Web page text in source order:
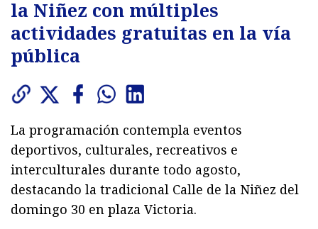
la Niñez con múltiples
actividades gratuitas en la vía
pública
La programación contempla eventos
deportivos, culturales, recreativos e
interculturales durante todo agosto,
destacando la tradicional Calle de la Niñez del
domingo 30 en plaza Victoria.